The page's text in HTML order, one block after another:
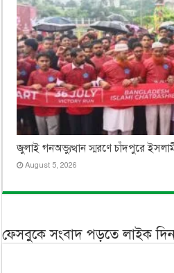
জুলাই গনঅভ্যুত্থান স্মরণে চাঁদপুরে
August 5, 2026
ফেসবুকে সংবাদ পড়তে লাইক